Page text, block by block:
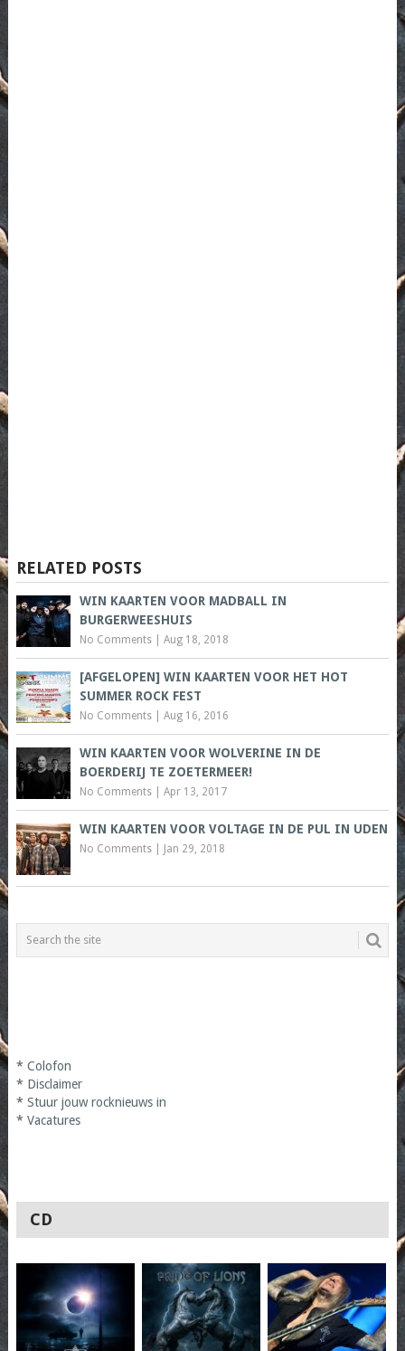
RELATED POSTS
WIN KAARTEN VOOR MADBALL IN
BURGERWEESHUIS
No Comments| Aug 18, 2018
[AFGELOPEN] WIN KAARTEN VOOR HET HOT
SUMMER ROCK FEST
No Comments| Aug 16, 2016
WIN KAARTEN VOOR WOLVERINE IN DE
BOERDERIJ TE ZOETERMEER!
No Comments| Apr 13, 2017
WIN KAARTEN VOOR VOLTAGE IN DE PUL IN UDEN
No Comments| Jan 29, 2018
* Colofon
* Disclaimer
* Stuur jouw rocknieuws in
* Vacatures
CD